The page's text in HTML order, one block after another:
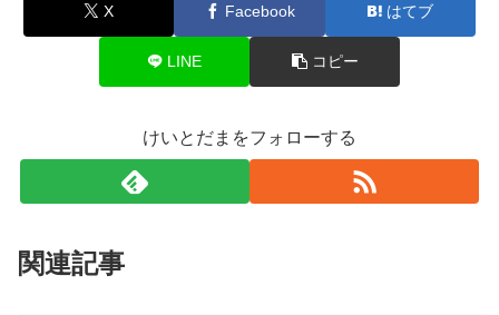
X Facebook はてブ
LINE コピー
けいとだまをフォローする
関連記事